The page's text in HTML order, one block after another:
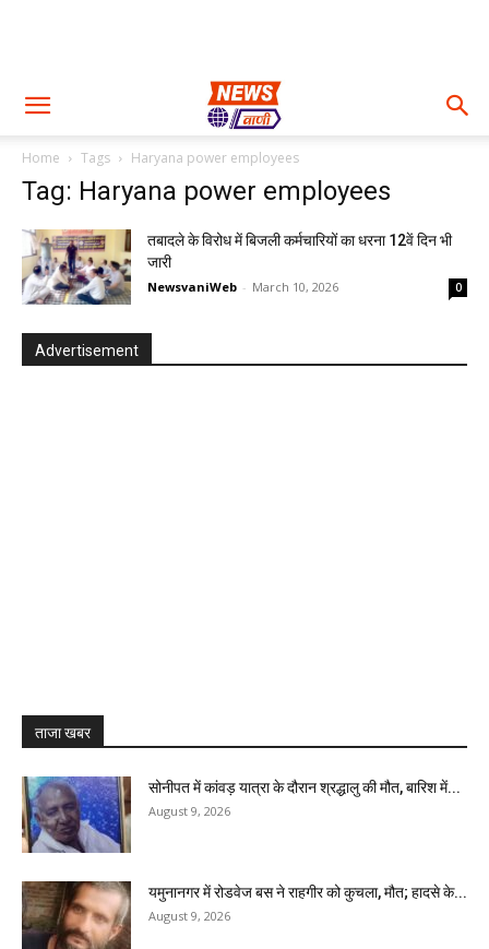
Home Tags Haryana power employees
Tag: Haryana power employees
तबादले के विरोध में बिजली कर्मचारियों का धरना 12वें दिन भी
जारी
NewsvaniWeb - March 10, 2026 0
Advertisement
ताजा खबर
सोनीपत में कांवड़ यात्रा के दौरान श्रद्धालु की मौत, बारिश में...
August 9, 2026
यमुनानगर में रोडवेज बस ने राहगीर को कुचला, मौत; हादसे के...
August 9, 2026